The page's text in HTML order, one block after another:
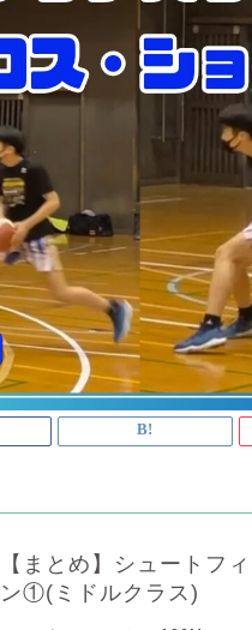
【まとめ】シュートフ
ン①(ミドルクラス)